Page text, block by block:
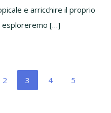
e arricchire il proprio
esploreremo […]
Page
2 Page
3 Page
4 Page
5